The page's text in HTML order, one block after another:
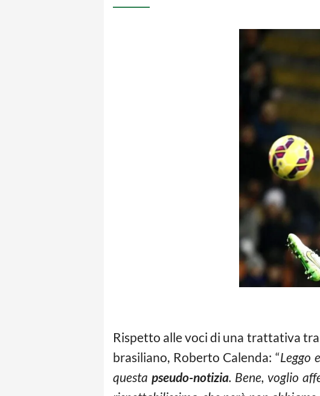
Rispetto alle voci di una trattativa tra
brasiliano, Roberto Calenda: “Leggo
questa pseudo-notizia. Bene, voglio